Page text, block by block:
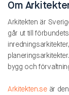
Om
Arkitekten är
går ut till
bygg och
Arkitekten.seär den